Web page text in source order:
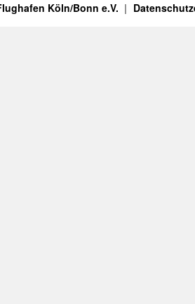
Köln/Bonn e.V.